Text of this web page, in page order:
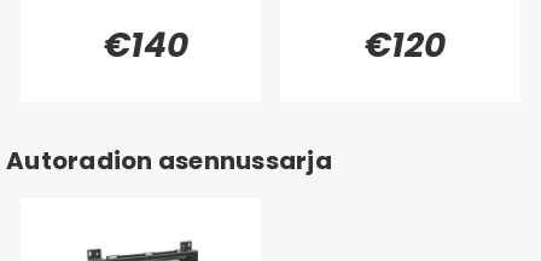
€140 €120
Autoradion asennussarja